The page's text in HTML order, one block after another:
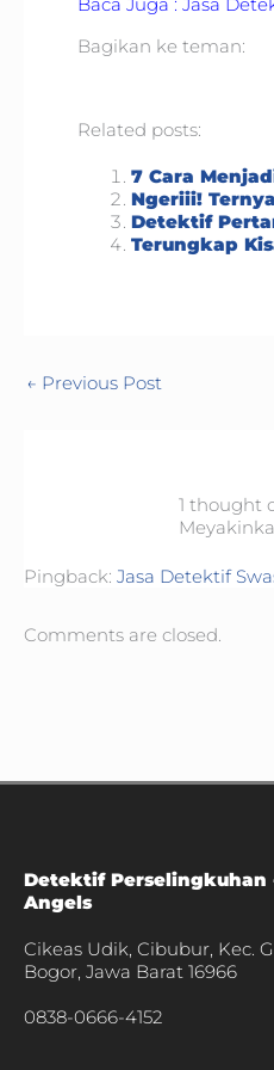
Baca Juga : Jasa
Bagikan ke teman:
Related posts:
7 Cara
Ngeriii!
Detektif
Terungkap
← Previous Post
1 thought
Pingback: Jasa Detektif
Comments are closed.
Detektif Perselingkuhan
Angels
Cikeas Udik, Cibubur, Kec.
Bogor, Jawa Barat 16966
0838-0666-4152